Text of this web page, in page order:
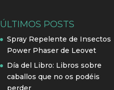
ÚLTIMOS POSTS
Spray Repelente de Insectos
Power Phaser de Leovet
Día del Libro: Libros sobre
caballos que no os podéis
perder